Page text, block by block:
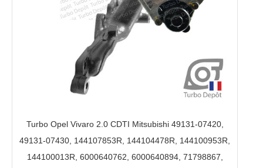
Turbo Opel Vivaro 2.0 CDTI Mitsubishi 49131-07420,
49131-07430, 144107853R, 144104478R, 144100953R,
144100013R, 6000640762, 6000640894, 71798867,